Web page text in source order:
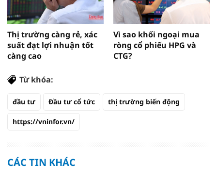
Thị trường càng rẻ, xác
suất đạt lợi nhuận tốt
càng cao
Vì sao khối ngoại mua
ròng cổ phiếu HPG và
CTG?
Từ khóa:
đầu tư Đầu tư cổ tức thị trường biến động
https://vninfor.vn/
CÁC TIN KHÁC